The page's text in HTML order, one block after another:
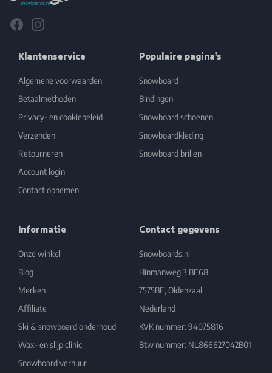
FacebookInstagram
Klantenservice
Algemene voorwaarden
Betaalmethoden
Privacy- en cookiebeleid
Verzenden
Retourneren
Account login
Contact opnemen
Populaire pagina's
Snowboard
Bindingen
Snowboard schoenen
Snowboardkleding
Snowboard brillen
Informatie
Onze winkel
Blog
Merken
Affiliate
Ski & snowboard onderhoud
Wax- en slijp clinic
Snowboard verhuur
Contact gegevens
Snowboards.nl
Hinmanweg 3 BE68
7575BE, Oldenzaal
Nederland
KVK nummer: 94075816
Btw nummer: NL866627042B01